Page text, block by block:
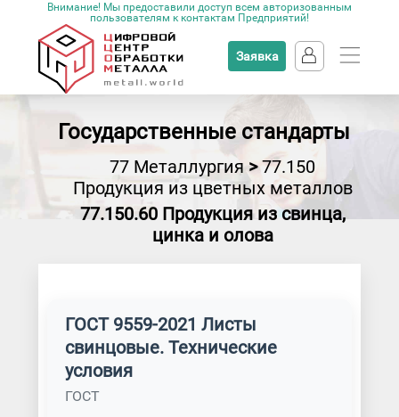
Внимание! Мы предоставили доступ всем авторизованным
пользователям к контактам Предприятий!
Заявка
Государственные стандарты
77 Металлургия >77.150
Продукция из цветных металлов
77.150.60 Продукция из свинца,
цинка и олова
ГОСТ 9559-2021 Листы
свинцовые. Технические
условия
ГОСТ